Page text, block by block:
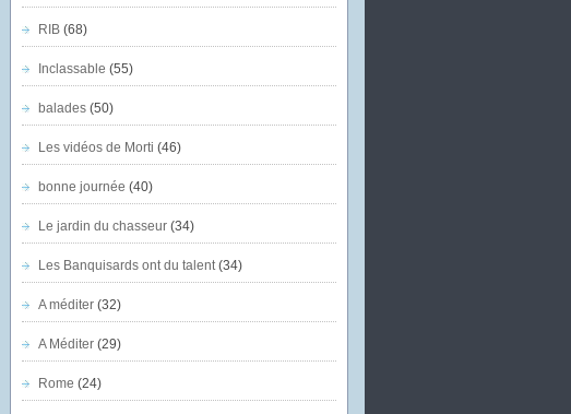
RIB(68)
Inclassable (55)
balades(50)
Les vidéos de Morti (46)
bonne journée (40)
Le jardin du chasseur(34)
Les Banquisards ont du talent(34)
A méditer(32)
A Méditer(29)
Rome (24)